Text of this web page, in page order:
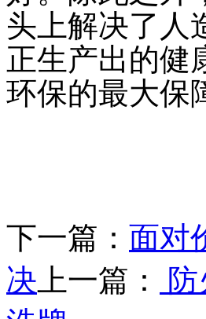
头上解决了人
正生产出的健
环保的最大保
下一篇： 面对
决 上一篇：